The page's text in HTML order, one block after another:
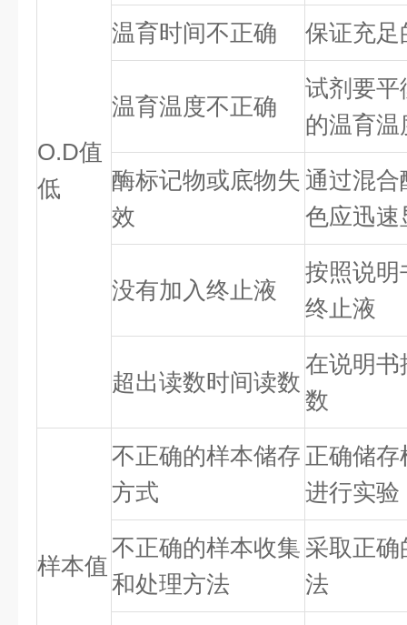
O.D值
低
温育时间不正确 保证充足
温育温度不正确
试剂要平
的温育温
酶标记物或底物失
效
通过混
色应迅速
没有加入终止液
按照说明
终止液
超出读数时间读数
在说明书
数
样本值
不正确的样本储存
方式
正确储
进行实验
不正确的样本收集
和处理方法
采取正
法